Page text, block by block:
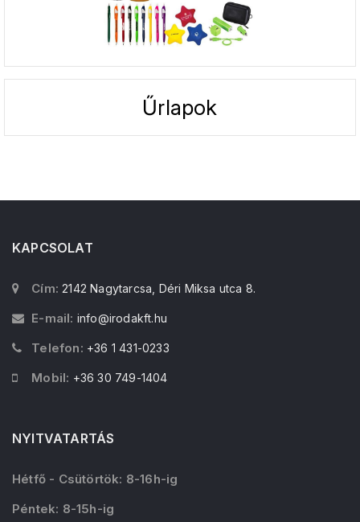
Űrlapok
KAPCSOLAT
Cím: 2142 Nagytarcsa, Déri Miksa utca 8.
E-mail: info@irodakft.hu
Telefon: +36 1 431-0233
Mobil: +36 30 749-1404
NYITVATARTÁS
Hétfő - Csütörtök: 8-16h-ig
Péntek: 8-15h-ig